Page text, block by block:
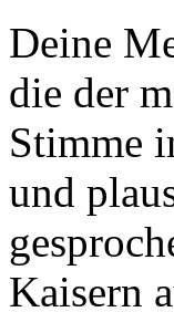
Deine
die der
Stimme
und
Kaisern